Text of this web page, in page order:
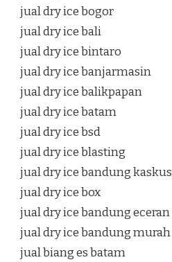
jual dry ice bogor
jual dry ice bali
jual dry ice bintaro
jual dry ice banjarmasin
jual dry ice balikpapan
jual dry ice batam
jual dry ice bsd
jual dry ice blasting
jual dry ice bandung kaskus
jual dry ice box
jual dry ice bandung eceran
jual dry ice bandung murah
jual biang es batam